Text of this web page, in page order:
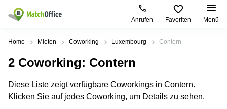
Anrufen Favoriten Menü
Mieten / Vermieten
Pages
produits
Villes
Luxembourg
Recherches
Сoworking
Hilfe
Über uns
Home Mieten Coworking Luxembourg Contern
2 Coworking: Contern
Diese Liste zeigt verfügbare Coworkings in Contern.
Klicken Sie auf jedes Coworking, um Details zu sehen.